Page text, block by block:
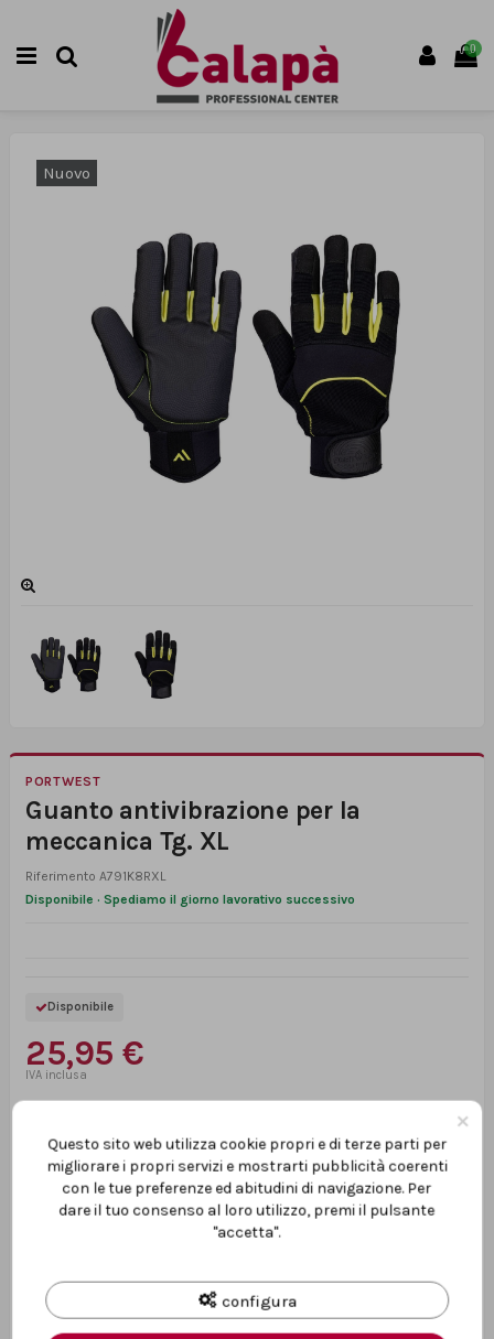
0
Nuovo
PORTWEST
Guanto antivibrazione per la
meccanica Tg. XL
Riferimento A791K8RXL
Disponibile · Spediamo il giorno lavorativo successivo
Disponibile
25,95 €
AGGIUNGI
PAGAMENTI SICURI
Transazioni protette
×
Questo sito web utilizza cookie propri e di terze parti per
migliorare i propri servizi e mostrarti pubblicità coerenti
con le tue preferenze ed abitudini di navigazione. Per
dare il tuo consenso al loro utilizzo, premi il pulsante
"accetta".
configura